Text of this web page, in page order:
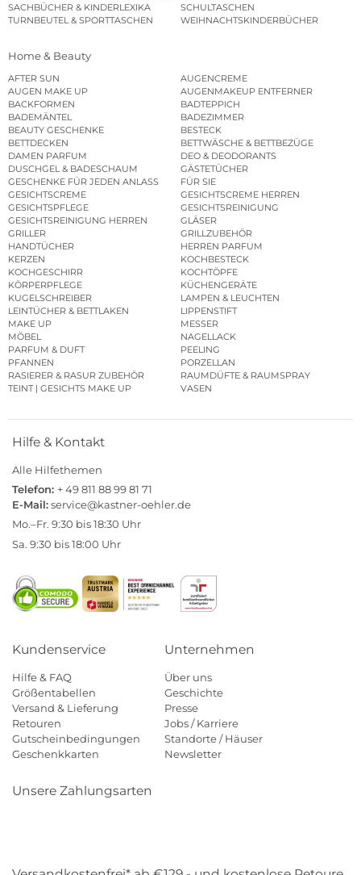
SACHBÜCHER & KINDERLEXIKA
SCHULTASCHEN
TURNBEUTEL & SPORTTASCHEN
WEIHNACHTSKINDERBÜCHER
Home & Beauty
AFTER SUN
AUGENCREME
AUGEN MAKE UP
AUGENMAKEUP ENTFERNER
BACKFORMEN
BADTEPPICH
BADEMÄNTEL
BADEZIMMER
BEAUTY GESCHENKE
BESTECK
BETTDECKEN
BETTWÄSCHE & BETTBEZÜGE
DAMEN PARFUM
DEO & DEODORANTS
DUSCHGEL & BADESCHAUM
GÄSTETÜCHER
GESCHENKE FÜR JEDEN ANLASS
FÜR SIE
GESICHTSCREME
GESICHTSCREME HERREN
GESICHTSPFLEGE
GESICHTSREINIGUNG
GESICHTSREINIGUNG HERREN
GLÄSER
GRILLER
GRILLZUBEHÖR
HANDTÜCHER
HERREN PARFUM
KERZEN
KOCHBESTECK
KOCHGESCHIRR
KOCHTÖPFE
KÖRPERPFLEGE
KÜCHENGERÄTE
KUGELSCHREIBER
LAMPEN & LEUCHTEN
LEINTÜCHER & BETTLAKEN
LIPPENSTIFT
MAKE UP
MESSER
MÖBEL
NAGELLACK
PARFUM & DUFT
PEELING
PFANNEN
PORZELLAN
RASIERER & RASUR ZUBEHÖR
RAUMDÜFTE & RAUMSPRAY
TEINT | GESICHTS MAKE UP
VASEN
Hilfe & Kontakt
Alle Hilfethemen
Telefon: + 49 811 88 99 81 71
E-Mail:service@kastner-oehler.de
Mo.–Fr. 9:30 bis 18:30 Uhr
Sa. 9:30 bis 18:00 Uhr
Kundenservice
Hilfe & FAQ
Größentabellen
Versand & Lieferung
Retouren
Gutscheinbedingungen
Geschenkkarten
Unternehmen
Über uns
Geschichte
Presse
Jobs / Karriere
Standorte / Häuser
Newsletter
Unsere Zahlungsarten